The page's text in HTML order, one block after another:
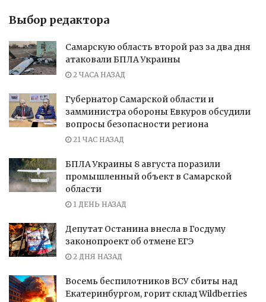
Выбор редактора
Самарскую область второй раз за два дня
атаковали БПЛА Украины
2 ЧАСА НАЗАД
Губернатор Самарской области и
замминистра обороны Евкуров обсудили
вопросы безопасности региона
21 ЧАС НАЗАД
БПЛА Украины 8 августа поразили
промышленный объект в Самарской
области
1 ДЕНЬ НАЗАД
Депутат Останина внесла в Госдуму
законопроект об отмене ЕГЭ
2 ДНЯ НАЗАД
Восемь беспилотников ВСУ сбиты над
Екатеринбургом, горит склад Wildberries